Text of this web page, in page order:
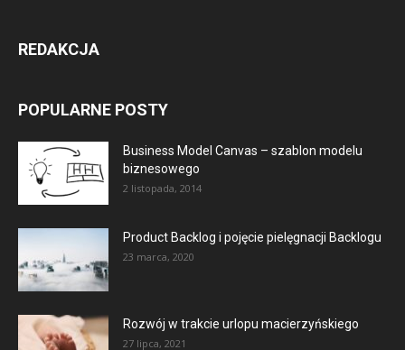
REDAKCJA
POPULARNE POSTY
Business Model Canvas – szablon modelu
biznesowego
2 listopada, 2014
Product Backlog i pojęcie pielęgnacji Backlogu
23 marca, 2020
Rozwój w trakcie urlopu macierzyńskiego
27 lipca, 2021